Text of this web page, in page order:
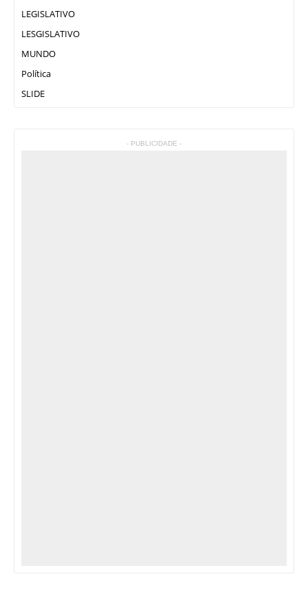
LEGISLATIVO
LESGISLATIVO
MUNDO
Política
SLIDE
- PUBLICIDADE -